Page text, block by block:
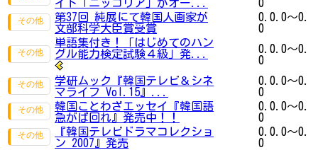
イト「ニッコリア」がオー...
0
第37回 純展にて韓国人画家が
文部科学大臣賞受賞
0.0.0～0.
0
単語集付き！「はじめてのハン
グル能力検定試験４級」発...
0.0.0～0.
0
学研ムック『韓国テレビ＆シネ
マライフ Vol.15』...
0.0.0～0.
0
韓国ことわざエッセイ『韓国語
急がば回れ』発売中！！
0.0.0～0.
0
『韓国テレビドラマコレクショ
ン 2007』発売
0.0.0～0.
0